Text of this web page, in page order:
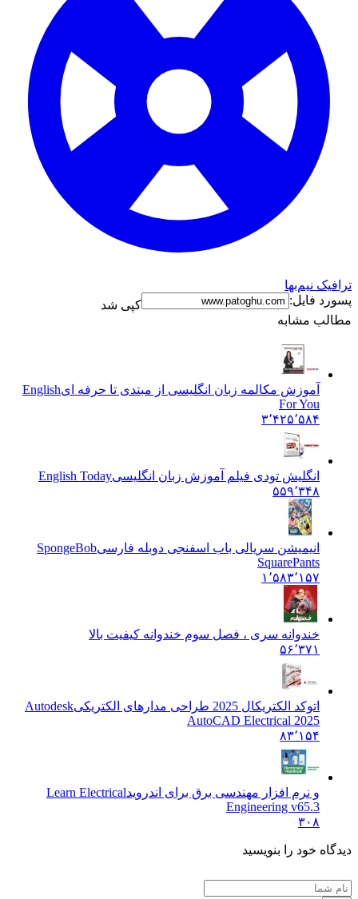
ترافیک نیم‌بها
پسورد فایل:
کپی شد
مطالب مشابه
آموزش مکالمه زبان انگلیسی از مبتدی تا حرفه ایEnglish
For You
۳٬۴۲۵٬۵۸۴
انگلیش تودی فیلم آموزش زبان انگليسیEnglish Today
۵۵۹٬۳۴۸
انیمیشن سریالی باب اسفنجی دوبله فارسیSpongeBob
SquarePants
۱٬۵۸۳٬۱۵۷
خندوانه سری ، فصل سوم خندوانه کیفیت بالا
۵۶٬۳۷۱
اتوکد الکتریکال 2025 طراحی مدارهای الکتریکی
Autodesk
AutoCAD Electrical 2025
۸۳٬۱۵۴
و نرم افزار مهندسی برق برای اندرویدLearn Electrical
Engineering v65.3
۳۰۸
دیدگاه خود را بنویسید